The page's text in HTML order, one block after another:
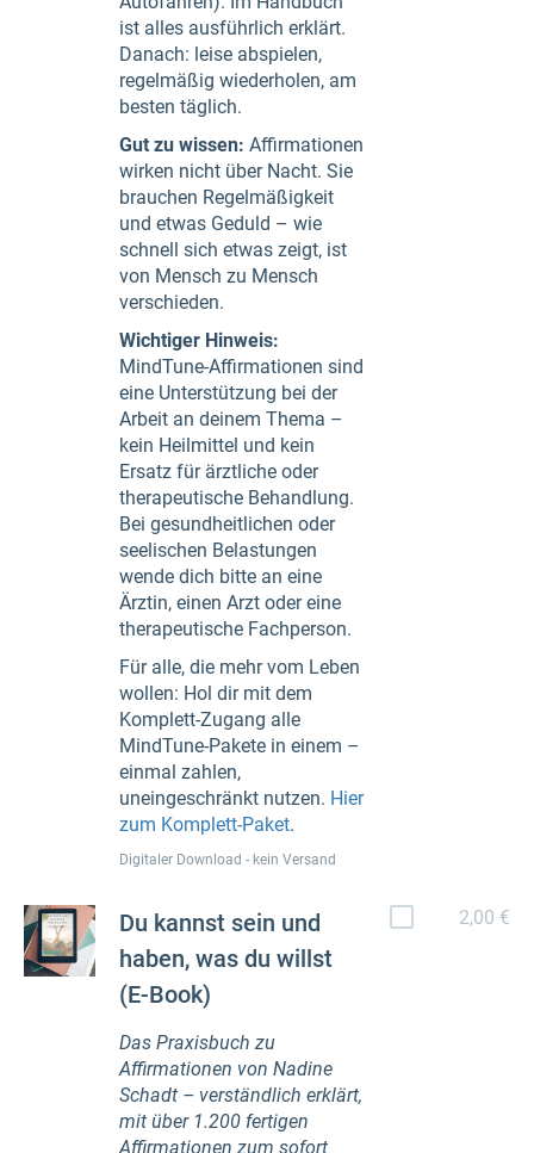
ist alles ausführlich erklärt.
Danach: leise abspielen,
regelmäßig wiederholen, am
besten täglich.
Gut zu wissen: Affirmationen
wirken nicht über Nacht. Sie
brauchen Regelmäßigkeit
und etwas Geduld – wie
schnell sich etwas zeigt, ist
von Mensch zu Mensch
verschieden.
Wichtiger Hinweis:
MindTune-Affirmationen sind
eine Unterstützung bei der
Arbeit an deinem Thema –
kein Heilmittel und kein
Ersatz für ärztliche oder
therapeutische Behandlung.
Bei gesundheitlichen oder
seelischen Belastungen
wende dich bitte an eine
Ärztin, einen Arzt oder eine
therapeutische Fachperson.
Für alle, die mehr vom Leben
wollen: Hol dir mit dem
Komplett-Zugang alle
MindTune-Pakete in einem –
einmal zahlen,
uneingeschränkt nutzen. Hier
zum Komplett-Paket.
Digitaler Download - kein Versand
Du kannst sein und
haben, was du willst
(E-Book)
Das Praxisbuch zu
Affirmationen von Nadine
Schadt – verständlich erklärt,
mit über 1.200 fertigen
Affirmationen zum sofort
2,00 €